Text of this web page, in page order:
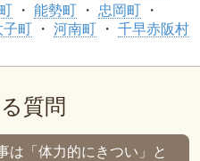
能勢町
忠岡町
子町 河南町 千早赤阪村
質問
は「体力的にきつい」と